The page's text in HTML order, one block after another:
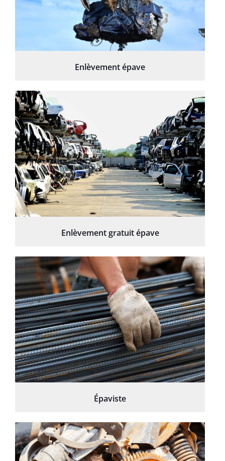
Enlèvement épave
Enlèvement gratuit épave
Épaviste